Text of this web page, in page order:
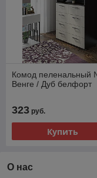
Комод пеленальный
Венге / Дуб белфорт
323 руб.
Купить
О нас